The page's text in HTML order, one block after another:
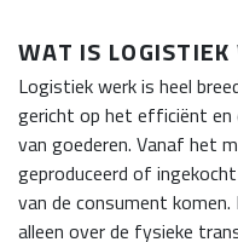
WAT IS LOGISTIEK
Logistiek werk is heel
gericht op het efficiënt
van goederen. Vanaf het
geproduceerd of
van de consument
alleen over de fysieke